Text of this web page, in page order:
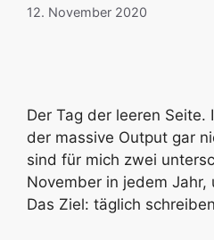
12. November 2020
Der Tag der leeren
der massive Output gar
sind für mich zwei
November in jedem
Das Ziel: täglich